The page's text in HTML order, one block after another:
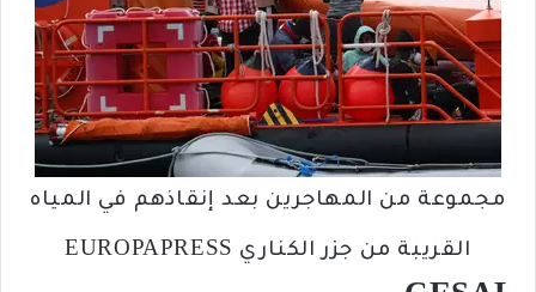
مجموعة من المهاجرين بعد إنقاذهم في المياه
القريبة من جزر الكناري EUROPAPRESS